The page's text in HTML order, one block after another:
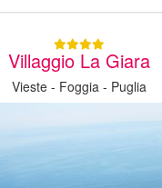
Villaggio La Giara
Vieste - Foggia - Puglia